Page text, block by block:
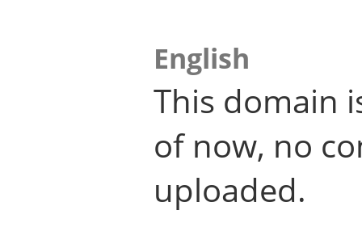
English
This domain
of now, no
uploaded.